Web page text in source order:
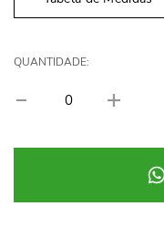
QUANTIDADE: